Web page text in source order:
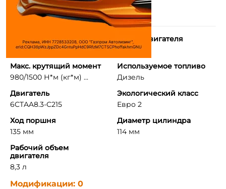
Количество цилиндров
Объем двигателя
125 см³
Макс. крутящий момент
980/1500 Н*м (кг*м) ...
Используемое топливо
Дизель
Двигатель
6CTAA8.3-C215
Экологический класс
Евро 2
Ход поршня
135 мм
Диаметр цилиндра
114 мм
Рабочий объем
двигателя
8,3 л
Модификации: 0